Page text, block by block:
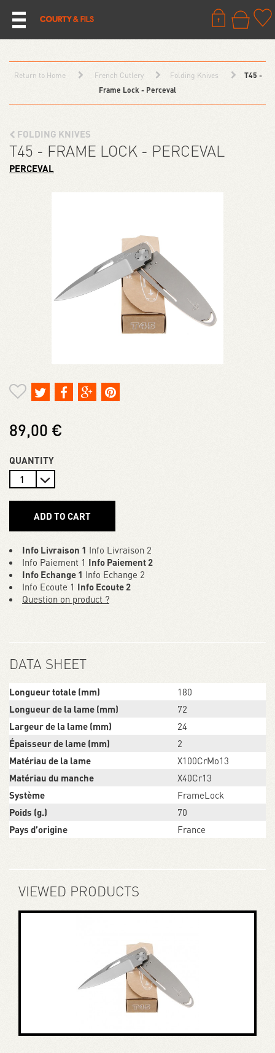
Return to Home French Cutlery Folding Knives
T45 -
Frame Lock - Perceval
FOLDING KNIVES
T45 - FRAME LOCK - PERCEVAL
PERCEVAL
89,00 €
QUANTITY
ADD TO CART
Info Livraison 1 Info Livraison 2
Info Paiement 1 Info Paiement 2
Info Echange 1 Info Echange 2
Info Ecoute 1 Info Ecoute 2
Question on product ?
DATA SHEET
Longueur totale (mm)
180
Longueur de la lame (mm)
72
Largeur de la lame (mm)
24
Épaisseur de lame (mm)
2
Matériau de la lame
X100CrMo13
Matériau du manche
X40Cr13
Système
FrameLock
Poids (g.)
70
Pays d’origine
France
VIEWED PRODUCTS